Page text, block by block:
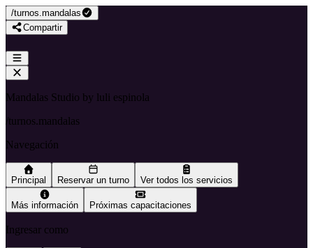
/turnos.mandalas
Compartir
Mandalas Studio by luli espinola
/turnos.mandalas
Navegación
Principal Reservar un turno Ver todos los servicios
Más información Próximas capacitaciones
Ingresar como